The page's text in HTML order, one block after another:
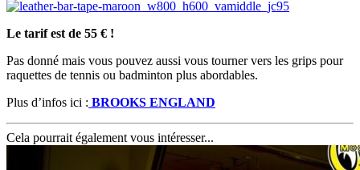
Le tarif est de 55 € !
Pas donné mais vous pouvez aussi vous tourner vers les grips pour
raquettes de tennis ou badminton plus abordables.
Plus d’infos ici : BROOKS ENGLAND
Cela pourrait également vous intéresser...